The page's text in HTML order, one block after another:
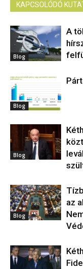
KAPCSOLÓDÓ
Blog
A
Blog
Blog
Blog
az